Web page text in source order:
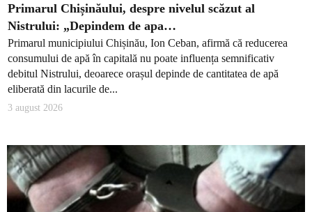
Primarul Chișinăului, despre nivelul scăzut al
Nistrului: „Depindem de apa…
Primarul municipiului Chișinău, Ion Ceban, afirmă că reducerea
consumului de apă în capitală nu poate influența semnificativ
debitul Nistrului, deoarece orașul depinde de cantitatea de apă
eliberată din lacurile de...
3 august 2026